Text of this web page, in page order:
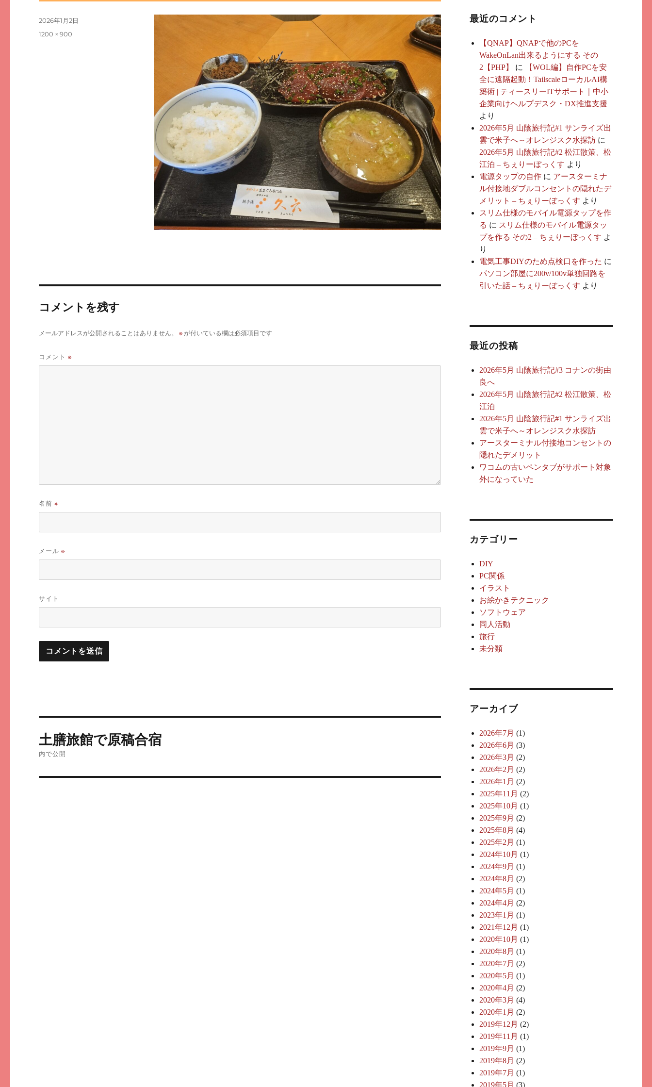
投
2026年1月2日
フ
1200 × 900
コメントを残す
メールアドレスが公開されることはありません。 ※ が付いている欄は必須項目です
コメント※
名前※
メール※
サイト
稿
土膳旅館で原稿合宿
内で公開
最近のコメント
【QNAP】QNAPで他のPCを
WakeOnLan出来るようにする その
2【PHP】
に
【WOL編】自作PCを安
全に遠隔起動！TailscaleローカルAI構
築術 | ティースリーITサポート｜中小
企業向けヘルプデスク・DX推進支援
より
2026年5月 山陰旅行記#1 サンライズ出
雲で米子へ～オレンジスク水探訪に
2026年5月 山陰旅行記#2 松江散策、松
江泊 – ちぇりーぼっくす より
電源タップの自作に アースターミナ
ル付接地ダブルコンセントの隠れたデ
メリット – ちぇりーぼっくす より
スリム仕様のモバイル電源タップを作
る に スリム仕様のモバイル電源タッ
プを作る その2 – ちぇりーぼっくす よ
り
電気工事DIYのため点検口を作った に
パソコン部屋に200v/100v単独回路を
引いた話 – ちぇりーぼっくす より
最近の投稿
2026年5月 山陰旅行記#3 コナンの街由
良へ
2026年5月 山陰旅行記#2 松江散策、松
江泊
2026年5月 山陰旅行記#1 サンライズ出
雲で米子へ～オレンジスク水探訪
アースターミナル付接地コンセントの
隠れたデメリット
ワコムの古いペンタブがサポート対象
外になっていた
カテゴリー
DIY
PC関係
イラスト
お絵かきテクニック
ソフトウェア
同人活動
旅行
未分類
アーカイブ
2026年7月 (1)
2026年6月 (3)
2026年3月 (2)
2026年2月 (2)
2026年1月 (2)
2025年11月 (2)
2025年10月 (1)
2025年9月 (2)
2025年8月 (4)
2025年2月 (1)
2024年10月 (1)
2024年9月 (1)
2024年8月 (2)
2024年5月 (1)
2024年4月 (2)
2023年1月 (1)
2021年12月 (1)
2020年10月 (1)
2020年8月 (1)
2020年7月 (2)
2020年5月 (1)
2020年4月 (2)
2020年3月 (4)
2020年1月 (2)
2019年12月 (2)
2019年11月 (1)
2019年9月 (1)
2019年8月 (2)
2019年7月 (1)
2019年5月 (3)